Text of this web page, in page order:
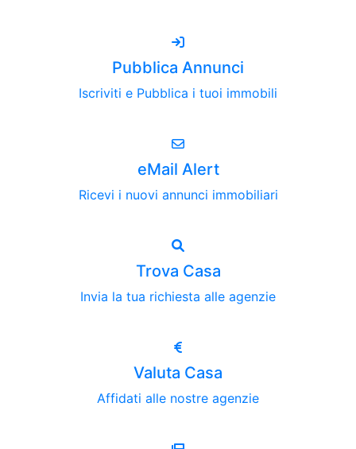
Pubblica Annunci
Iscriviti e Pubblica i tuoi immobili
eMail Alert
Ricevi i nuovi annunci immobiliari
Trova Casa
Invia la tua richiesta alle agenzie
Valuta Casa
Affidati alle nostre agenzie